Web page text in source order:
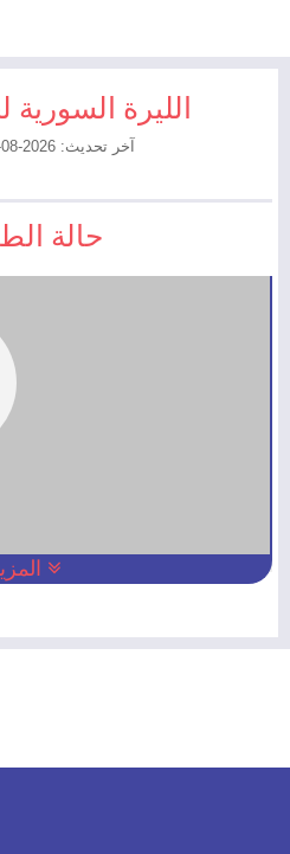
الليرة
آخر تحديث: 2026-08-07 09:50:18
حالة